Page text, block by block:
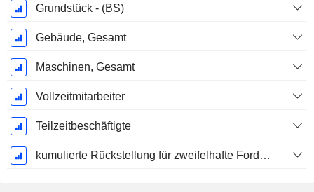
Grundstück - (BS)
Gebäude, Gesamt
Maschinen, Gesamt
Vollzeitmitarbeiter
Teilzeitbeschäftigte
kumulierte Rückstellung für zweifelhafte Forderungen (Zusatz)